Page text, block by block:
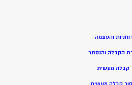
והעצמה
הקבלה והנסתר
קבלה מעשית